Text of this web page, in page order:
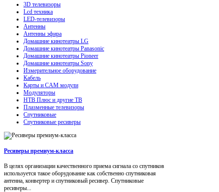
3D телевизоры
Lcd техника
LED-телевизоры
Антенны
Антенны эфира
Домашние кинотеатры LG
Домашние кинотеатры Panasonic
Домашние кинотеатры Pioneer
Домашние кинотеатры Sony
Измерительное оборудование
Кабель
Карты и CAM модули
Модуляторы
НТВ Плюс и другие ТВ
Плазменные телевизоры
Спутниковые
Спутниковые ресиверы
Ресиверы премиум-класса
В целях организации качественного приема сигнала со спутников
используется такое оборудование как собственно спутниковая
антенна, конвертер и спутниковый ресивер. Спутниковые
ресиверы...